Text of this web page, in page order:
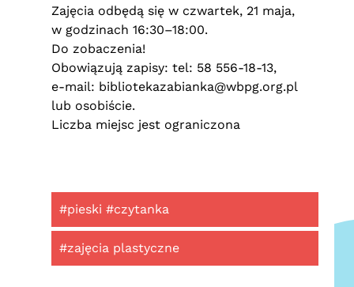
Zajęcia odbędą się w czwartek, 21 maja,
w godzinach 16:30–18:00.
Do zobaczenia!
Obowiązują zapisy: tel: 58 556-18-13,
e-mail: bibliotekazabianka@wbpg.org.pl
lub osobiście.
Liczba miejsc jest ograniczona
#pieski #czytanka
#zajęcia plastyczne